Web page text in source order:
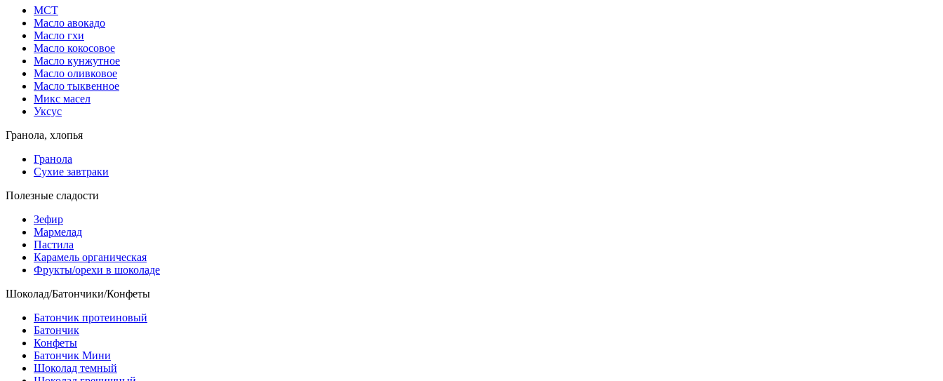
МСТ
Масло авокадо
Масло гхи
Масло кокосовое
Масло кунжутное
Масло оливковое
Масло тыквенное
Микс масел
Уксус
Гранола, хлопья
Гранола
Сухие завтраки
Полезные сладости
Зефир
Мармелад
Пастила
Карамель органическая
Фрукты/орехи в шоколаде
Шоколад/Батончики/Конфеты
Батончик протеиновый
Батончик
Конфеты
Батончик Мини
Шоколад темный